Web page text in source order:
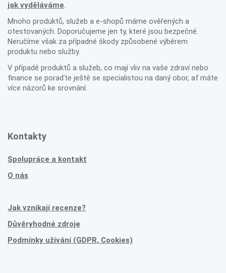
jak vyděláváme.
Mnoho produktů, služeb a e-shopů máme ověřených a
otestovaných. Doporučujeme jen ty, které jsou bezpečné.
Neručíme však za případné škody způsobené výběrem
produktu nebo služby.
V případě produktů a služeb, co mají vliv na vaše zdraví nebo
finance se poraďte ještě se specialistou na daný obor, ať máte
více názorů ke srovnání.
Kontakty
Spolupráce a kontakt
O nás
Jak vznikají recenze?
Důvěryhodné zdroje
Podmínky užívání (GDPR, Cookies)